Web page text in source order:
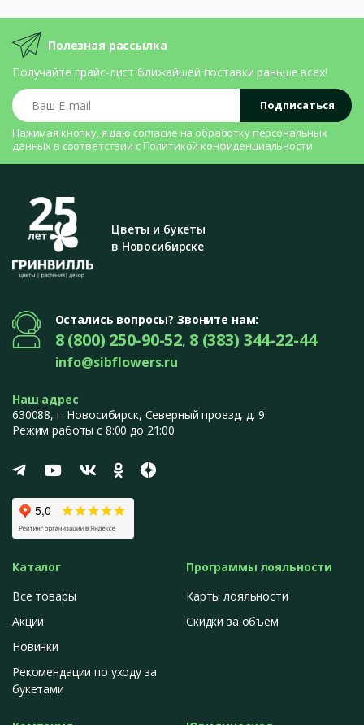
Полезная рассылка
Получайте прайс-лист ближайшей поставки раньше всех!
Ваш E-mail
Подписаться
Нажимая кнопку, я даю согласие на обработку персональных
данных в соответствии с Политикой конфиденциальности
Цветы и букеты
в Новосибирске
Остались вопросы? Звоните нам:
8 (800) 250-90-52, 8 (383) 344-22-44
info@sibflowers.ru
Наш адрес
630088, г. Новосибирск, Северный проезд, д. 9
Режим работы с 8:00 до 21:00
Каталог
Все товары
Акции
Новинки
Рекомендации по уходу за
букетами
Программы лояльности
Карты лояльности
Скидки за объем